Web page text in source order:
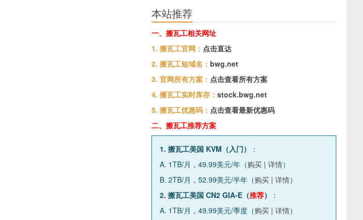
本站推荐
一、搬瓦工相关网址
1. 搬瓦工官网： 点击直达
2. 搬瓦工短域名： bwg.net
3. 官网所有方案： 点击查看所有方案
4. 搬瓦工实时库存： stock.bwg.net
5. 搬瓦工优惠码： 点击查看最新优惠码
二、搬瓦工推荐方案
1. 搬瓦工美国 KVM（入门）
：
A. 1TB/月，49.99美元/年（购买 | 详情）
B. 2TB/月，52.99美元/半年（购买 | 详情）
2. 搬瓦工美国 CN2 GIA-E（推荐）
：
A. 1TB/月，49.99美元/季度（购买 | 详情）